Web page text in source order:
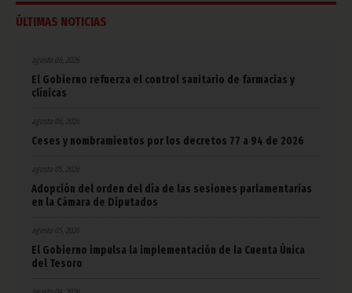
ÚLTIMAS NOTICIAS
agosto 06, 2026
El Gobierno refuerza el control sanitario de farmacias y
clínicas
agosto 06, 2026
Ceses y nombramientos por los decretos 77 a 94 de 2026
Adopción del orden del día de las sesiones parlamentarias
en la Cámara de Diputados
El Gobierno impulsa la implementación de la Cuenta Única
del Tesoro